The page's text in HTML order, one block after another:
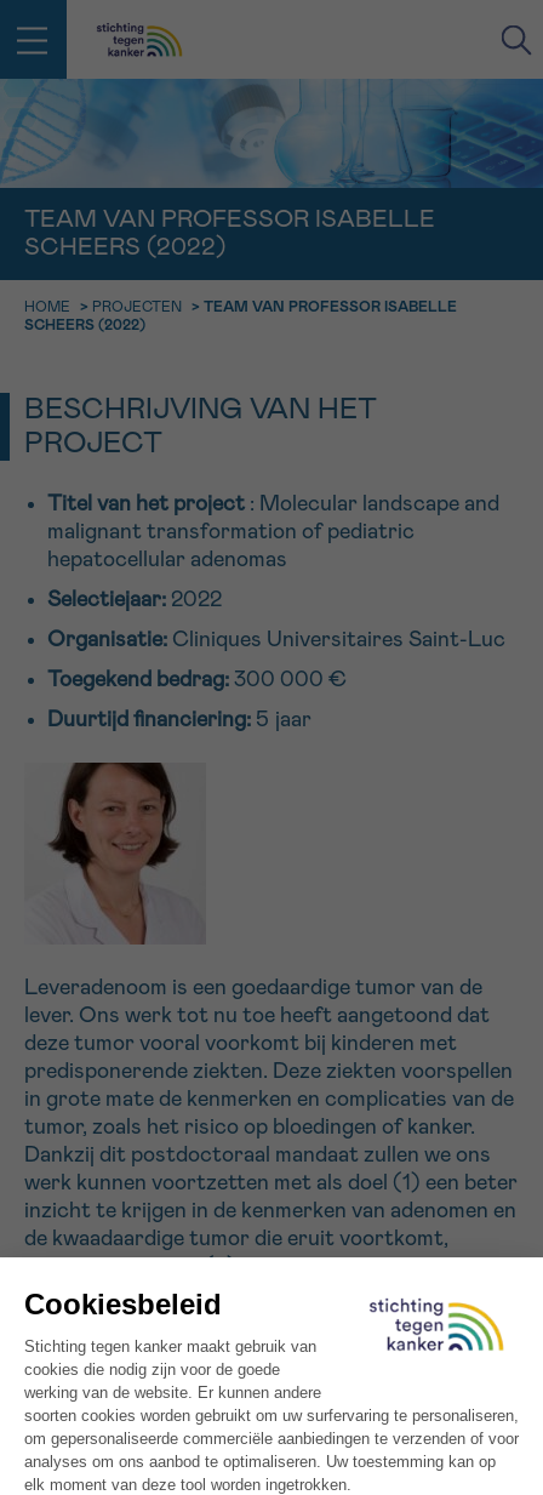
TEAM VAN PROFESSOR ISABELLE
SCHEERS (2022)
HOME > PROJECTEN > TEAM VAN PROFESSOR ISABELLE
SCHEERS (2022)
BESCHRIJVING VAN HET
PROJECT
Titel van het project : Molecular landscape and
malignant transformation of pediatric
hepatocellular adenomas
Selectiejaar: 2022
Organisatie: Cliniques Universitaires Saint-Luc
Toegekend bedrag: 300 000 €
Duurtijd financiering: 5 jaar
Leveradenoom is een goedaardige tumor van de
lever. Ons werk tot nu toe heeft aangetoond dat
deze tumor vooral voorkomt bij kinderen met
predisponerende ziekten. Deze ziekten voorspellen
in grote mate de kenmerken en complicaties van de
tumor, zoals het risico op bloedingen of kanker.
Dankzij dit postdoctoraal mandaat zullen we ons
werk kunnen voortzetten met als doel (1) een beter
inzicht te krijgen in de kenmerken van adenomen en
de kwaadaardige tumor die eruit voortkomt,
carcinogenese voorspellen en (3) aanbevelingen te
ontwikkelen voor het monitoren en beheren van
kinderen met deze tumoren. We willen onze
hartelijke dank uitspreken aan alle donateurs die
het mogelijk hebben gemaakt om dit project te
financieren en de uitstekende zorg voor onze
patiënten te verbeteren.
NAAM
VOORNAAM
IN DE STRIJD TEGEN KANKER STA
Professionele medewerkers beantwoorden je vragen
Via ons
contactformulier
Meer weten over Kankerinfo
geen enkele diagnose
TERUG
NAAM
VOORNAAM
MIJN VRAAG
Ja, stuur mij de nieuwsbrief
Ik aanvaard de
gebruiksvoorwaarden
*VERPLICHT VELD
Sturen
TERUG
Afspraak Vraag Gegevens Bevestiging
9h-11h
13h-16h
16h-18h
Verder